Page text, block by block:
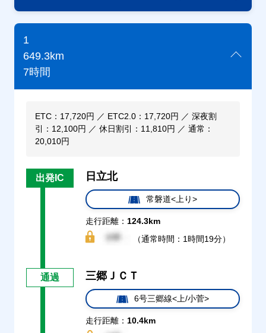
1
649.3km
7時間
ETC：17,720円 ／ ETC2.0：17,720円 ／ 深夜割
引：12,100円 ／ 休日割引：11,810円 ／ 通常：
20,010円
出発IC 日立北
常磐道<上り>
走行距離： 124.3km
（通常時間：1時間19分）
通過 三郷ＪＣＴ
6号三郷線<上/小菅>
走行距離： 10.4km